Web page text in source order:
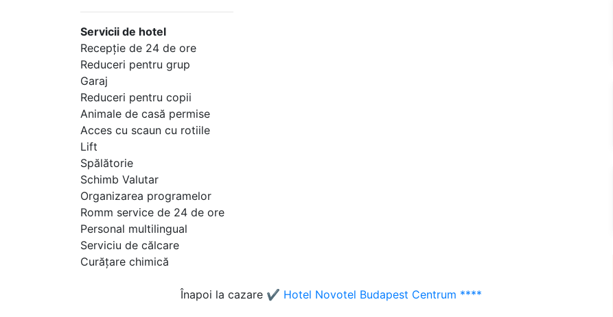
Servicii de hotel
Recepţie de 24 de ore
Reduceri pentru grup
Garaj
Reduceri pentru copii
Animale de casă permise
Acces cu scaun cu rotiile
Lift
Spălătorie
Schimb Valutar
Organizarea programelor
Romm service de 24 de ore
Personal multilingual
Serviciu de călcare
Curăţare chimică
Înapoi la cazare ✔️ Hotel Novotel Budapest Centrum ****